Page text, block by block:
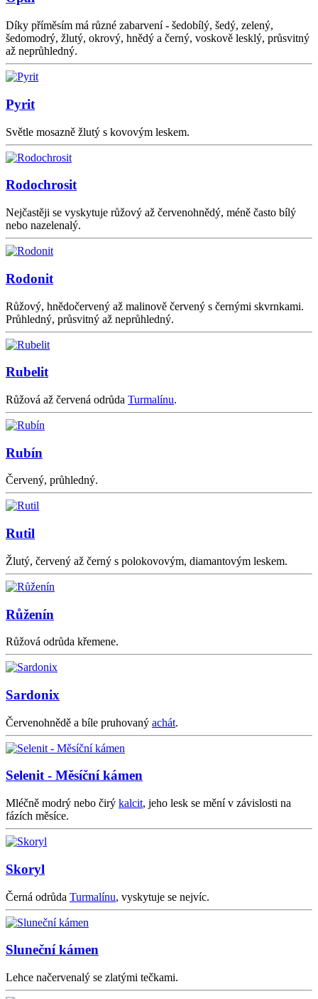
Díky příměsím má různé zabarvení - šedobílý, šedý, zelený,
šedomodrý, žlutý, okrový, hnědý a černý, voskově lesklý, průsvitný
až neprůhledný.
Pyrit
Světle mosazně žlutý s kovovým leskem.
Rodochrosit
Nejčastěji se vyskytuje růžový až červenohnědý, méně často bílý
nebo nazelenalý.
Rodonit
Růžový, hnědočervený až malinově červený s černými skvrnkami.
Průhledný, průsvitný až neprůhledný.
Rubelit
Růžová až červená odrůda Turmalínu.
Rubín
Červený, průhledný.
Rutil
Žlutý, červený až černý s polokovovým, diamantovým leskem.
Růženín
Růžová odrůda křemene.
Sardonix
Červenohnědě a bíle pruhovaný achát.
Selenit - Měsíční kámen
Mléčně modrý nebo čirý kalcit, jeho lesk se mění v závislosti na
fázích měsíce.
Skoryl
Černá odrůda Turmalínu, vyskytuje se nejvíc.
Sluneční kámen
Lehce načervenalý se zlatými tečkami.